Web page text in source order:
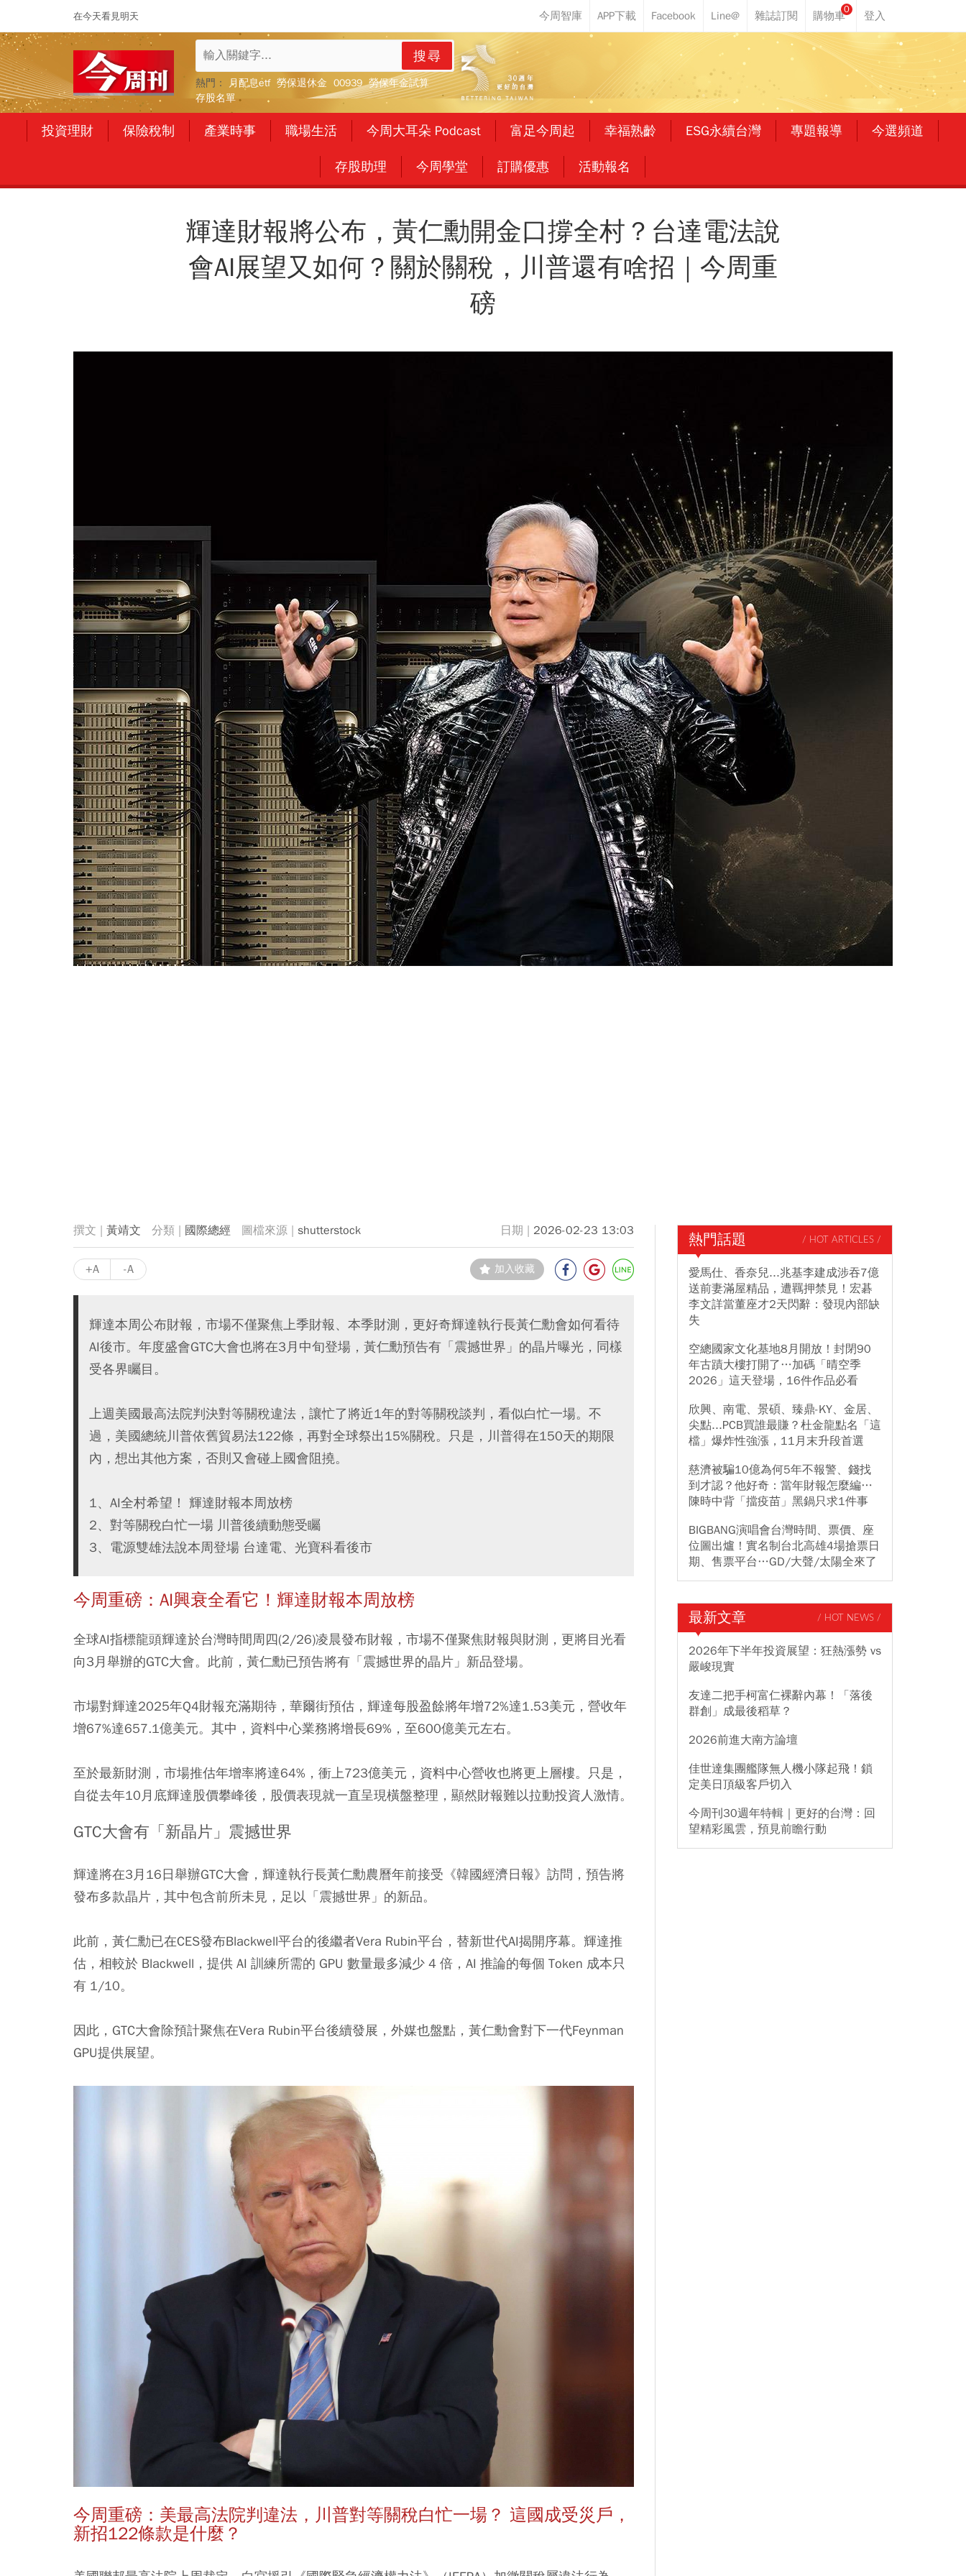
在今天看見明天
0
搜尋
熱門： 月配息etf 勞保退休金 00939 勞保年金試算
存股名單
投資理財 保險稅制 產業時事 職場生活 今周大耳朵 Podcast 富足今周起 幸福熟齡 ESG永續台灣 專題報導 今選頻道
存股助理 今周學堂 訂購優惠 活動報名
輝達財報將公布，黃仁勳開金口撐全村？台達電法說
會AI展望又如何？關於關稅，川普還有啥招｜今周重
磅
黃靖文 國際總經 shutterstock 2026-02-23 13:03
+A -A 加入收藏
輝達本周公布財報，市場不僅聚焦上季財報、本季財測，更好奇輝達執行長黃仁勳會如何看待
AI後市。年度盛會GTC大會也將在3月中旬登場，黃仁勳預告有「震撼世界」的晶片曝光，同樣
受各界矚目。
上週美國最高法院判決對等關稅違法，讓忙了將近1年的對等關稅談判，看似白忙一場。不
過，美國總統川普依舊貿易法122條，再對全球祭出15%關稅。只是，川普得在150天的期限
內，想出其他方案，否則又會碰上國會阻撓。
1、AI全村希望！ 輝達財報本周放榜
2、對等關稅白忙一場 川普後續動態受矚
3、電源雙雄法說本周登場 台達電、光寶科看後市
今周重磅：AI興衰全看它！輝達財報本周放榜
全球AI指標龍頭輝達於台灣時間周四(2/26)凌晨發布財報，市場不僅聚焦財報與財測，更將目光看
向3月舉辦的GTC大會。此前，黃仁勳已預告將有「震撼世界的晶片」新品登場。
市場對輝達2025年Q4財報充滿期待，華爾街預估，輝達每股盈餘將年增72%達1.53美元，營收年
增67%達657.1億美元。其中，資料中心業務將增長69%，至600億美元左右。
至於最新財測，市場推估年增率將達64%，衝上723億美元，資料中心營收也將更上層樓。只是，
自從去年10月底輝達股價攀峰後，股價表現就一直呈現橫盤整理，顯然財報難以拉動投資人激情。
GTC大會有「新晶片」震撼世界
輝達將在3月16日舉辦GTC大會，輝達執行長黃仁勳農曆年前接受《韓國經濟日報》訪問，預告將
發布多款晶片，其中包含前所未見，足以「震撼世界」的新品。
此前，黃仁勳已在CES發布Blackwell平台的後繼者Vera Rubin平台，替新世代AI揭開序幕。輝達推
估，相較於 Blackwell，提供 AI 訓練所需的 GPU 數量最多減少 4 倍，AI 推論的每個 Token 成本只
有 1/10。
因此，GTC大會除預計聚焦在Vera Rubin平台後續發展，外媒也盤點，黃仁勳會對下一代Feynman
GPU提供展望。
今周重磅：美最高法院判違法，川普對等關稅白忙一場？ 這國成受災戶，
新招122條款是什麼？
熱門話題 / HOT ARTICLES /
愛馬仕、香奈兒...兆基李建成涉吞7億
送前妻滿屋精品，遭羈押禁見！宏碁
李文詳當董座才2天閃辭：發現內部缺
失
空總國家文化基地8月開放！封閉90
年古蹟大樓打開了…加碼「晴空季
2026」這天登場，16件作品必看
欣興、南電、景碩、臻鼎-KY、金居、
尖點...PCB買誰最賺？杜金龍點名「這
檔」爆炸性強漲，11月末升段首選
慈濟被騙10億為何5年不報警、錢找
到才認？他好奇：當年財報怎麼編…
陳時中背「擋疫苗」黑鍋只求1件事
BIGBANG演唱會台灣時間、票價、座
位圖出爐！實名制台北高雄4場搶票日
期、售票平台…GD/大聲/太陽全來了
最新文章 / HOT NEWS /
2026年下半年投資展望：狂熱漲勢 vs
嚴峻現實
友達二把手柯富仁裸辭內幕！「落後
群創」成最後稻草？
2026前進大南方論壇
佳世達集團艦隊無人機小隊起飛！鎖
定美日頂級客戶切入
今周刊30週年特輯｜更好的台灣：回
望精彩風雲，預見前瞻行動